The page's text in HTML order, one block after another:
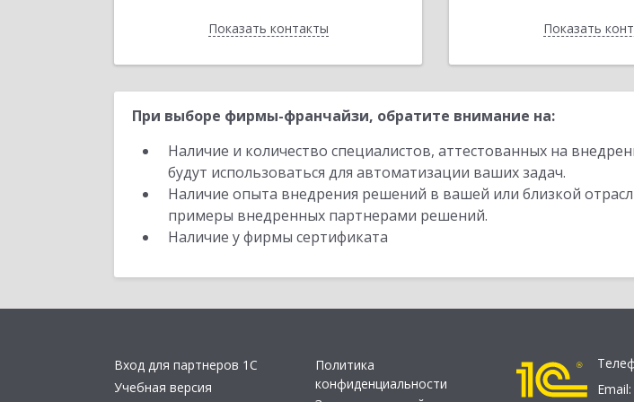
Показать контакты
Назад ПоказатьНазад
При выборе фирмы-франчайзи, обратите внимание на:
Наличие и количество специалистов, аттестованных на
будут использоваться для автоматизации ваших задач.
Наличие опыта внедрения решений в вашей или близкой
примеры внедренных партнерами решений.
Наличие у фирмы сертификата
Вход для партнеров 1С
Учебная версия
Политика
конфиденциальности
Email: